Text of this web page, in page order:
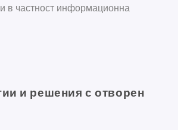
в частност информационна
и решения с отворен